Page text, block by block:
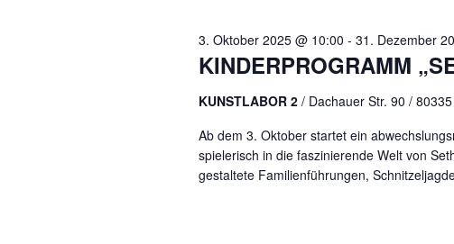
KINDERPROGRAMM
3. Oktober 2025 @ 10:00 - 31. Dezember
KUNSTLABOR 2 / Dachauer Str. 90 /
Ab dem 3. Oktober startet ein
spielerisch in die faszinierende Welt von
gestaltete Familienführungen,